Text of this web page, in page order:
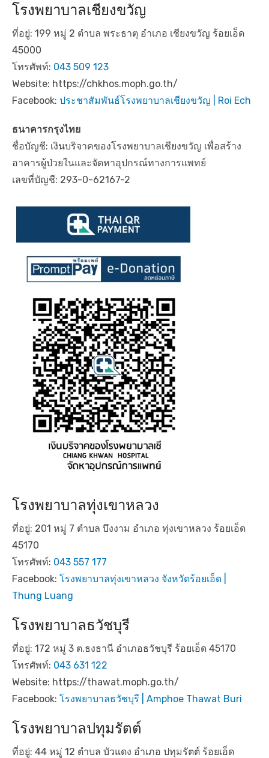
โรงพยาบาลเชียงขวัญ
ที่อยู่: 199 หมู่ 2 ตำบล พระธาตุ อำเภอ เชียงขวัญ ร้อยเอ็ด
45000
โทรศัพท์: 043 509 123
Website: https://chkhos.moph.go.th/
Facebook: ประชาสัมพันธ์โรงพยาบาลเชียงขวัญ | Roi Ech
ธนาคารกรุงไทย
ชื่อบัญชี: เงินบริจาคของโรงพยาบาลเชียงขวัญ เพื่อสร้าง
อาคารผู้ป่วยในและจัดหาอุปกรณ์ทางการแพทย์
เลขที่บัญชี: 293-0-62167-2
โรงพยาบาลทุ่งเขาหลวง
ที่อยู่: 201 หมู่ 7 ตำบล บึงงาม อำเภอ ทุ่งเขาหลวง ร้อยเอ็ด
45170
โทรศัพท์: 043 557 177
Facebook: โรงพยาบาลทุ่งเขาหลวง จังหวัดร้อยเอ็ด |
Thung Luang
โรงพยาบาลธวัชบุรี
ที่อยู่: 172 หมู่ 3 ต.ธงธานี อำเภอธวัชบุรี ร้อยเอ็ด 45170
โทรศัพท์: 043 631 122
Website: https://thawat.moph.go.th/
Facebook: โรงพยาบาลธวัชบุรี | Amphoe Thawat Buri
โรงพยาบาลปทุมรัตต์
ที่อยู่: 44 หมู่ 12 ตำบล บัวแดง อำเภอ ปทุมรัตต์ ร้อยเอ็ด